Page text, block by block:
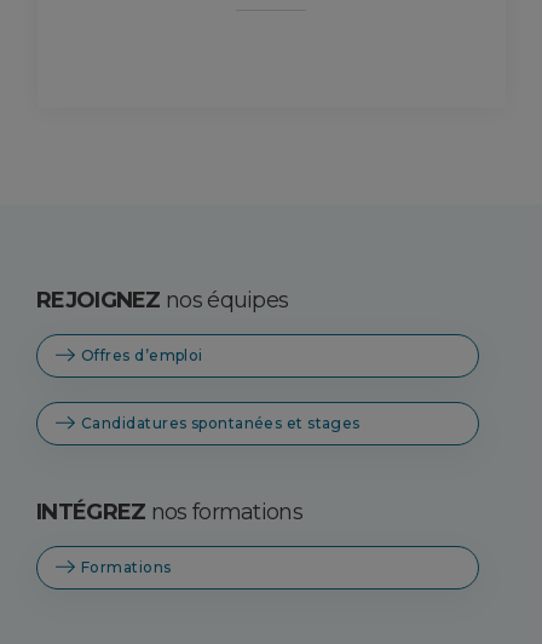
REJOIGNEZ nos équipes
Offres d’emploi
Candidatures spontanées et stages
INTÉGREZ nos formations
Formations